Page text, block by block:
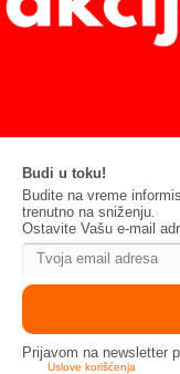
Budi u toku!
Budite na vreme
trenutno na sniženju.
Ostavite Vašu e-mail
Prijavom na newsletter
Uslove korišćenja